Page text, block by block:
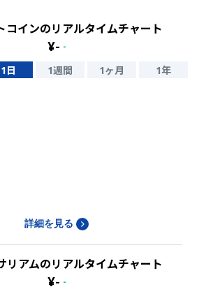
コインのリアルタイムチャート
¥- -
1日 1週間 1ヶ月 1年
詳細を見る
リアムのリアルタイムチャート
¥- -